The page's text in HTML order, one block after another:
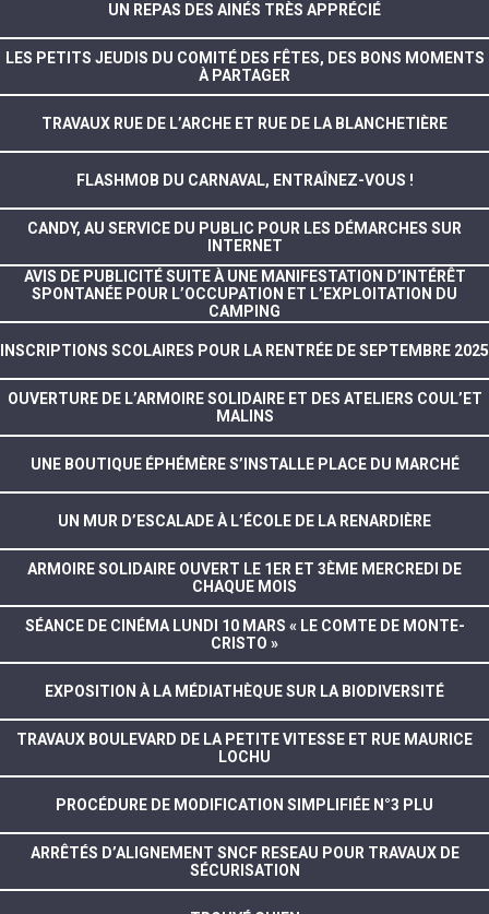
UN REPAS DES AINÉS TRÈS APPRÉCIÉ
LES PETITS JEUDIS DU COMITÉ DES FÊTES, DES BONS MOMENTS
À PARTAGER
TRAVAUX RUE DE L’ARCHE ET RUE DE LA BLANCHETIÈRE
FLASHMOB DU CARNAVAL, ENTRAÎNEZ-VOUS !
CANDY, AU SERVICE DU PUBLIC POUR LES DÉMARCHES SUR
INTERNET
AVIS DE PUBLICITÉ SUITE À UNE MANIFESTATION D’INTÉRÊT
SPONTANÉE POUR L’OCCUPATION ET L’EXPLOITATION DU
CAMPING
INSCRIPTIONS SCOLAIRES POUR LA RENTRÉE DE SEPTEMBRE 2025
OUVERTURE DE L’ARMOIRE SOLIDAIRE ET DES ATELIERS COUL’ET
MALINS
UNE BOUTIQUE ÉPHÉMÈRE S’INSTALLE PLACE DU MARCHÉ
UN MUR D’ESCALADE À L’ÉCOLE DE LA RENARDIÈRE
ARMOIRE SOLIDAIRE OUVERT LE 1ER ET 3ÈME MERCREDI DE
CHAQUE MOIS
SÉANCE DE CINÉMA LUNDI 10 MARS « LE COMTE DE MONTE-
CRISTO »
EXPOSITION À LA MÉDIATHÈQUE SUR LA BIODIVERSITÉ
TRAVAUX BOULEVARD DE LA PETITE VITESSE ET RUE MAURICE
LOCHU
PROCÉDURE DE MODIFICATION SIMPLIFIÉE N°3 PLU
ARRÊTÉS D’ALIGNEMENT SNCF RESEAU POUR TRAVAUX DE
SÉCURISATION